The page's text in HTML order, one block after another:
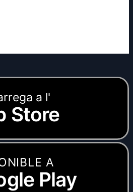
a l'
Store
A
Play